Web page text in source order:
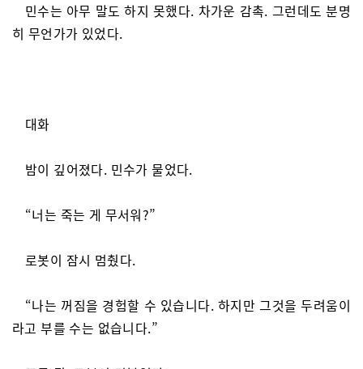
민수는 아무 말도 하지 못했다. 차가운 감촉. 그런데도 분명
히 무언가가 있었다.
대화
밤이 깊어졌다. 민수가 물었다.
“너는 죽는 게 무서워?”
로봇이 잠시 멈췄다.
“나는 꺼짐을 경험할 수 있습니다. 하지만 그것을 두려움이
라고 부를 수는 없습니다.”